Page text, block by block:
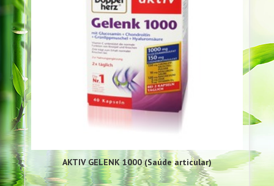
AKTIV GELENK 1000 (Saúde articular)